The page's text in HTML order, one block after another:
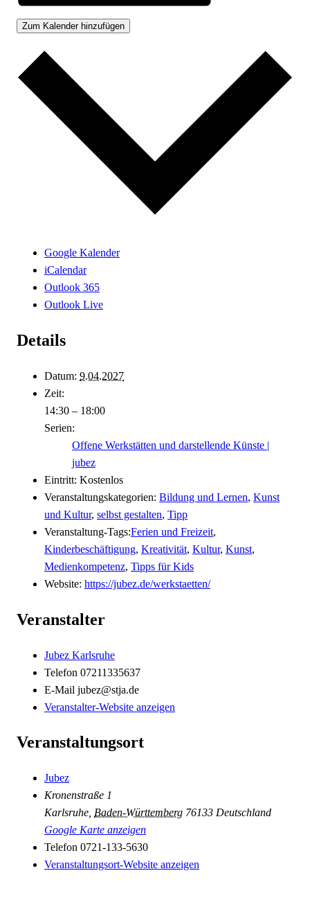
Zum Kalender hinzufügen
Google Kalender
iCalendar
Outlook 365
Outlook Live
Details
Datum: 9.04.2027
Zeit:
14:30 – 18:00
Serien:
Offene Werkstätten und darstellende Künste |
jubez
Eintritt: Kostenlos
Veranstaltungskategorien: Bildung und Lernen, Kunst
und Kultur, selbst gestalten, Tipp
Veranstaltung-Tags:Ferien und Freizeit,
Kinderbeschäftigung, Kreativität, Kultur, Kunst,
Medienkompetenz, Tipps für Kids
Website: https://jubez.de/werkstaetten/
Veranstalter
Jubez Karlsruhe
Telefon 07211335637
E-Mail jubez@stja.de
Veranstalter-Website anzeigen
Veranstaltungsort
Jubez
Kronenstraße 1
Karlsruhe Baden-Württemberg 76133 Deutschland
Google Karte anzeigen
Telefon 0721-133-5630
Veranstaltungsort-Website anzeigen